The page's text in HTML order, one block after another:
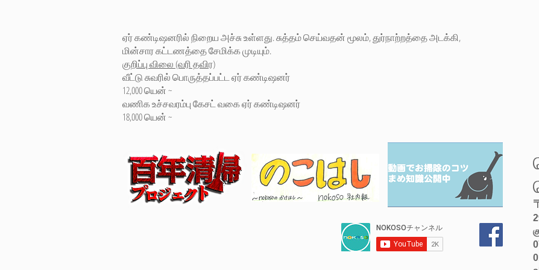
ஏர் கண்டிஷனரில் நிறைய அச்சு உள்ளது. சுத்தம் செய்வதன் மூலம், துர்நாற்றத்தை அடக்கி,
மின்சார கட்டணத்தை சேமிக்க முடியும்.
குறிப்பு விலை (வரி தவிர)
வீட்டு சுவரில் பொருத்தப்பட்ட ஏர் கண்டிஷனர்
12,000 யென் ~
வணிக உச்சவரம்பு கேசட் வகை ஏர் கண்டிஷனர்
18,000 யென் ~